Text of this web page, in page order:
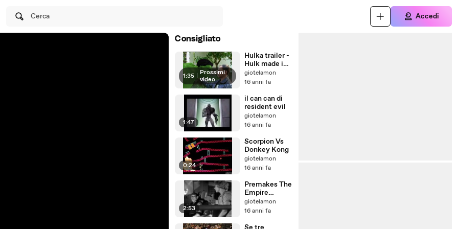
Cerca Accedi
Consigliato
1:35
Prossimi
video
Hulka trailer -
Hulk made in
bangladesh
giotelamon
16 anni fa
1:47
il can can di
resident evil
giotelamon
16 anni fa
0:24
Scorpion Vs
Donkey Kong
giotelamon
16 anni fa
2:53
Premakes The
Empire
Strikes Back
(1950) trailer
giotelamon
16 anni fa